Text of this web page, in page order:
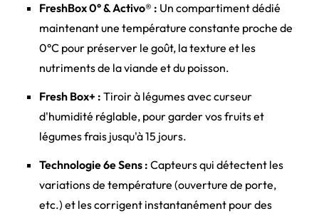
FreshBox 0° & Activo® : Un compartiment dédié
maintenant une température constante proche de
0°C pour préserver le goût, la texture et les
nutriments de la viande et du poisson.
Fresh Box+ : Tiroir à légumes avec curseur
d'humidité réglable, pour garder vos fruits et
légumes frais jusqu'à 15 jours.
Technologie 6e Sens : Capteurs qui détectent les
variations de température (ouverture de porte,
etc.) et les corrigent instantanément pour des